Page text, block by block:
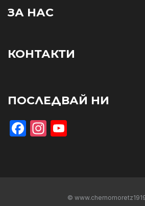
ЗА НАС
КОНТАКТИ
ПОСЛЕДВАЙ НИ
Facebook
Instagram
©